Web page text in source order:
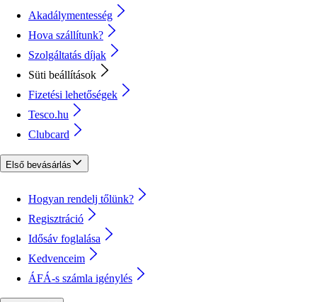
Akadálymentesség
Hova szállítunk?
Szolgáltatás díjak
Süti beállítások
Fizetési lehetőségek
Tesco.hu
Clubcard
Első bevásárlás
Hogyan rendelj tőlünk?
Regisztráció
Idősáv foglalása
Kedvenceim
ÁFÁ-s számla igénylés